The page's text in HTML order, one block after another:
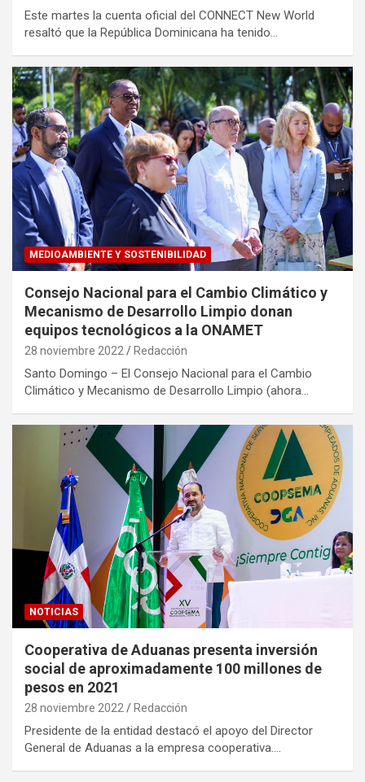
Este martes la cuenta oficial del CONNECT New World
resaltó que la República Dominicana ha tenido…
MEDIOAMBIENTE Y SOSTENIBILIDAD
Consejo Nacional para el Cambio Climático y
Mecanismo de Desarrollo Limpio donan
equipos tecnológicos a la ONAMET
28 noviembre 2022 Redacción
Santo Domingo – El Consejo Nacional para el Cambio
Climático y Mecanismo de Desarrollo Limpio (ahora…
NOTICIAS
Cooperativa de Aduanas presenta inversión
social de aproximadamente 100 millones de
pesos en 2021
28 noviembre 2022 Redacción
Presidente de la entidad destacó el apoyo del Director
General de Aduanas a la empresa cooperativa.…